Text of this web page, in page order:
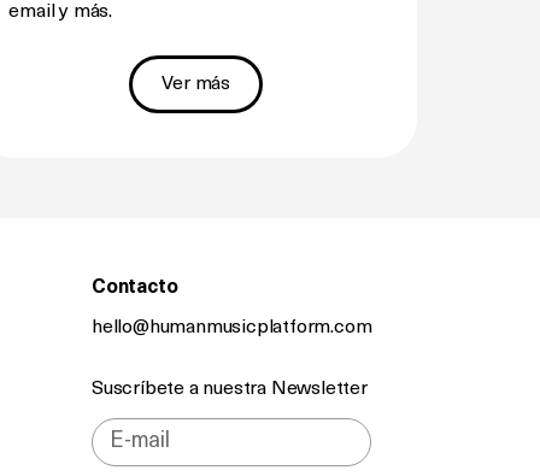
email y más.
Ver más
Contacto
hello@humanmusicplatform.com
Suscríbete a nuestra Newsletter